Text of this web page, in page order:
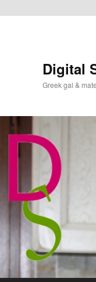
Digital
Greek gal &